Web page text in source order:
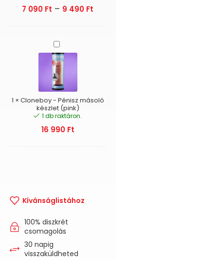
7 090 Ft – 9 490 Ft
Cloneboy
-
Pénisz
másoló
készlet
(pink)
1 × Cloneboy - Pénisz másoló
készlet (pink)
1 db raktáron.
16 990 Ft
Kívánságlistához
100% diszkrét
csomagolás
30 napig
visszaküldheted